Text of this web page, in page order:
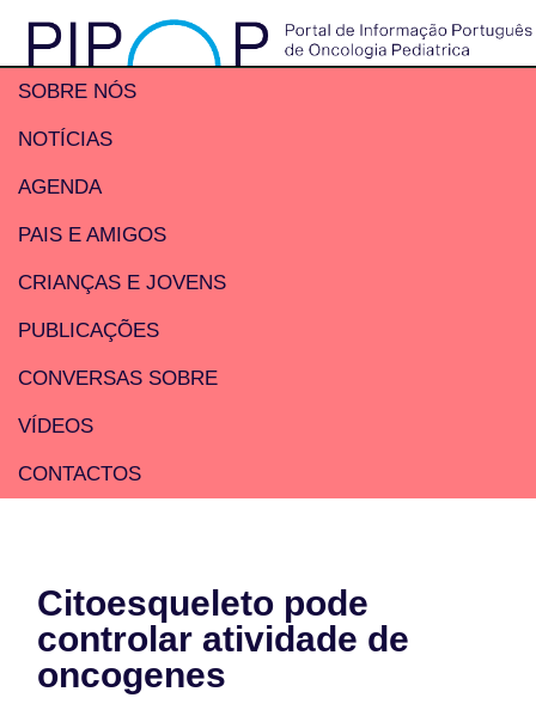
SOBRE NÓS
NOTÍCIAS
AGENDA
PAIS E AMIGOS
CRIANÇAS E JOVENS
PUBLICAÇÕES
CONVERSAS SOBRE
VÍDEOS
CONTACTOS
Citoesqueleto pode
controlar atividade de
oncogenes